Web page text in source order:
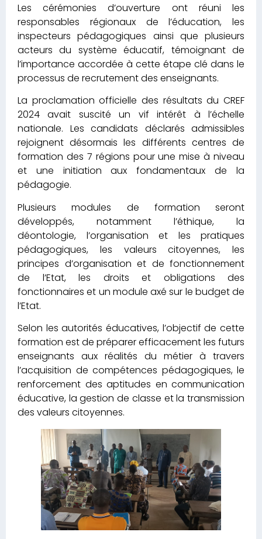
Les cérémonies d’ouverture ont réuni les
responsables régionaux de l’éducation, les
inspecteurs pédagogiques ainsi que plusieurs
acteurs du système éducatif, témoignant de
l’importance accordée à cette étape clé dans le
processus de recrutement des enseignants.
La proclamation officielle des résultats du CREF
2024 avait suscité un vif intérêt à l’échelle
nationale. Les candidats déclarés admissibles
rejoignent désormais les différents centres de
formation des 7 régions pour une mise à niveau
et une initiation aux fondamentaux de la
pédagogie.
Plusieurs modules de formation seront
développés, notamment l’éthique, la
déontologie, l’organisation et les pratiques
pédagogiques, les valeurs citoyennes, les
principes d’organisation et de fonctionnement
de l’Etat, les droits et obligations des
fonctionnaires et un module axé sur le budget de
l’Etat.
Selon les autorités éducatives, l’objectif de cette
formation est de préparer efficacement les futurs
enseignants aux réalités du métier à travers
l’acquisition de compétences pédagogiques, le
renforcement des aptitudes en communication
éducative, la gestion de classe et la transmission
des valeurs citoyennes.